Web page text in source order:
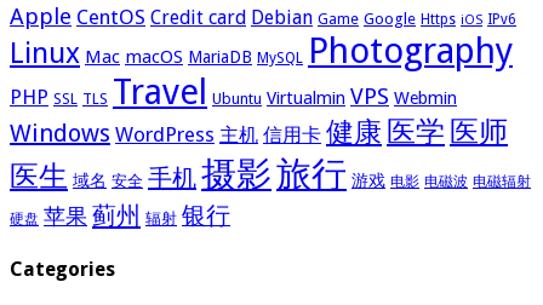
Apple CentOS Credit card Debian Game Google Https iOS IPv6
Linux Mac macOS MariaDB MySQL Photography
PHP SSL TLS Travel Ubuntu Virtualmin VPS Webmin
Windows WordPress 主机 信用卡 健康 医学 医师
医生 域名 安全 手机摄影旅行 游戏 电影 电磁波 电磁辐射
硬盘 苹果 蓟州 辐射 银行
Categories